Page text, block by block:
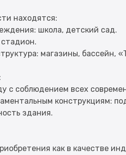
находятся:
школа, детский сад.
магазины, бассейн,
с соблюдением всех
конструкциям:
здания.
как в качестве